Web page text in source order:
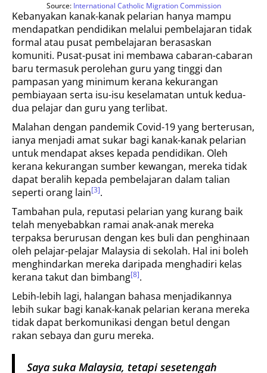
Source: International Catholic Migration Commission
Kebanyakan kanak-kanak pelarian hanya mampu
mendapatkan pendidikan melalui pembelajaran tidak
formal atau pusat pembelajaran berasaskan
komuniti. Pusat-pusat ini membawa cabaran-cabaran
baru termasuk perolehan guru yang tinggi dan
pampasan yang minimum kerana kekurangan
pembiayaan serta isu-isu keselamatan untuk kedua-
dua pelajar dan guru yang terlibat.
Malahan dengan pandemik Covid-19 yang berterusan,
ianya menjadi amat sukar bagi kanak-kanak pelarian
untuk mendapat akses kepada pendidikan. Oleh
kerana kekurangan sumber kewangan, mereka tidak
dapat beralih kepada pembelajaran dalam talian
seperti orang lain[3].
Tambahan pula, reputasi pelarian yang kurang baik
telah menyebabkan ramai anak-anak mereka
terpaksa berurusan dengan kes buli dan penghinaan
oleh pelajar-pelajar Malaysia di sekolah. Hal ini boleh
menghindarkan mereka daripada menghadiri kelas
kerana takut dan bimbang[8].
Lebih-lebih lagi, halangan bahasa menjadikannya
lebih sukar bagi kanak-kanak pelarian kerana mereka
tidak dapat berkomunikasi dengan betul dengan
rakan sebaya dan guru mereka.
Saya suka Malaysia, tetapi sesetengah